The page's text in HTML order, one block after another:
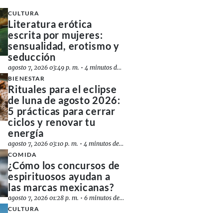
CULTURA
Literatura erótica
escrita por mujeres:
sensualidad, erotismo y
seducción
agosto 7, 2026 03:49 p. m. •4 minutos de lectura
BIENESTAR
Rituales para el eclipse
de luna de agosto 2026:
5 prácticas para cerrar
ciclos y renovar tu
energía
agosto 7, 2026 03:10 p. m. •4 minutos de lectura
COMIDA
¿Cómo los concursos de
espirituosos ayudan a
las marcas mexicanas?
agosto 7, 2026 01:28 p. m. •6 minutos de lectura
CULTURA